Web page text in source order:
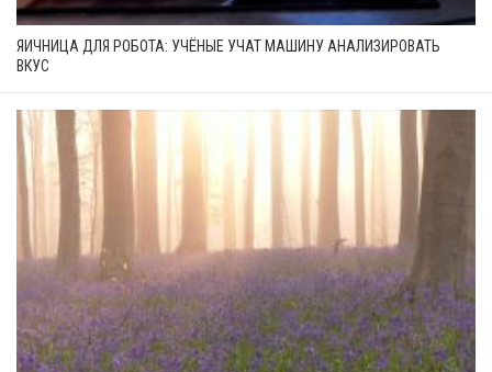
ЯИЧНИЦА ДЛЯ РОБОТА: УЧЁНЫЕ УЧАТ МАШИНУ АНАЛИЗИРОВАТЬ
ВКУС